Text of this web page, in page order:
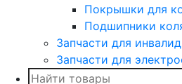
Покрышки для
Подшипники
Запчасти для
Запчасти для